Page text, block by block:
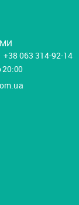
+38 063 314-92-14
20:00